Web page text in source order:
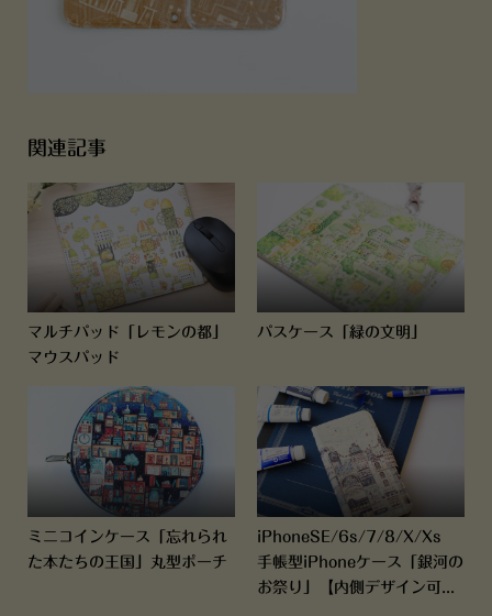
関連記事
マルチパッド「レモンの都」
マウスパッド
パスケース「緑の文明」
ミニコインケース「忘れられ
た本たちの王国」丸型ポーチ
iPhoneSE/6s/7/8/X/Xs
手帳型iPhoneケース「銀河の
お祭り」【内側デザイン可...